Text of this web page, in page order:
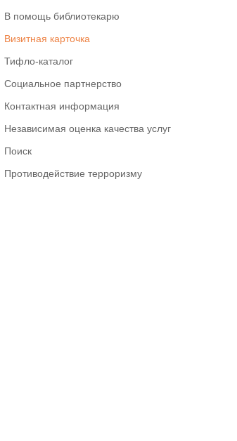
В помощь библиотекарю
Визитная карточка
Тифло-каталог
Социальное партнерство
Контактная информация
Независимая оценка качества услуг
Поиск
Противодействие терроризму